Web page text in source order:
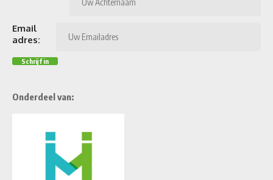
Email
adres:
Onderdeel van: